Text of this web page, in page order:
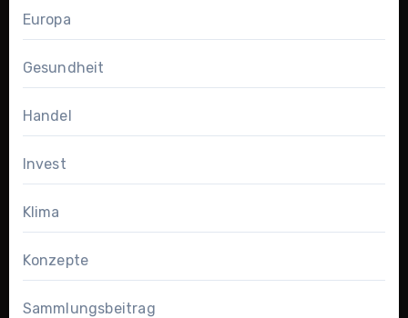
Europa
Gesundheit
Handel
Invest
Klima
Konzepte
Sammlungsbeitrag